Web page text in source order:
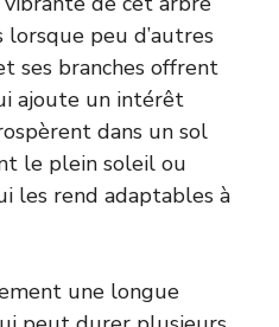
peu d’autres
ses branches offrent
ajoute un intérêt
dans un sol
le plein soleil ou
les rend adaptables à
une longue